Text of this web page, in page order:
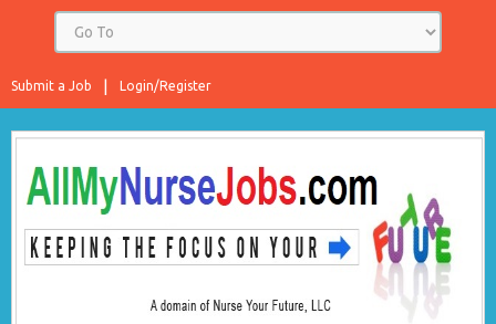
Login/Register
Submit a Job